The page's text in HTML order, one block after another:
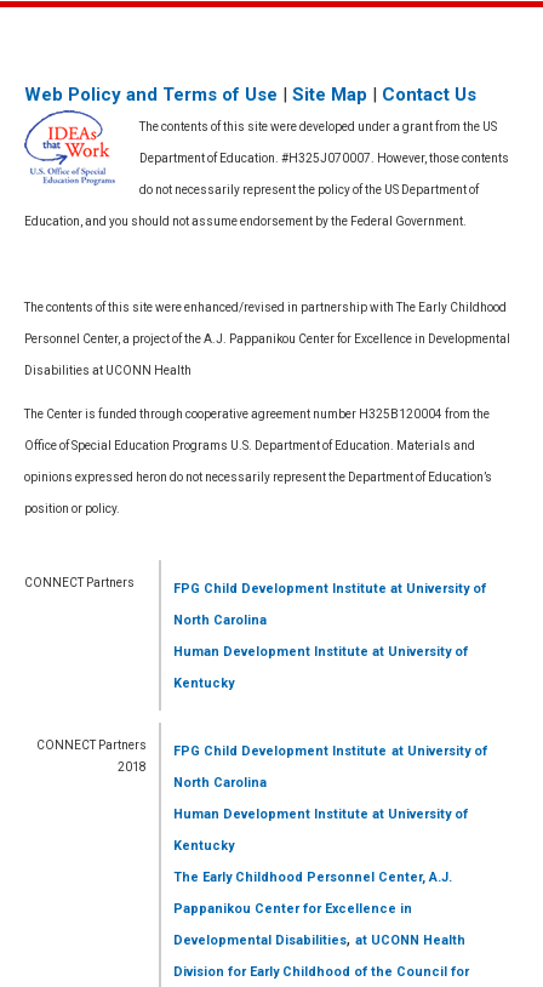
Web Policy and Terms of Use Site Map Contact Us
The contents of this site were developed under a grant from the US
Department of Education. #H325J070007. However, those contents
do not necessarily represent the policy of the US Department of
Education, and you should not assume endorsement by the Federal Government.
The contents of this site were enhanced/revised in partnership with The Early Childhood
Personnel Center, a project of the A.J. Pappanikou Center for Excellence in Developmental
Disabilities at UCONN Health
The Center is funded through cooperative agreement number H325B120004 from the
Office of Special Education Programs U.S. Department of Education. Materials and
opinions expressed heron do not necessarily represent the Department of Education’s
position or policy.
CONNECT Partners FPG Child Development Institute at University of
North Carolina
Human Development Institute at University of
Kentucky
CONNECT Partners
2018
FPG Child Development Institute at University of
North Carolina
Human Development Institute at University of
Kentucky
The Early Childhood Personnel Center, A.J.
Pappanikou Center for Excellence in
Developmental Disabilities,at UCONN Health
Division for Early Childhood of the Council for